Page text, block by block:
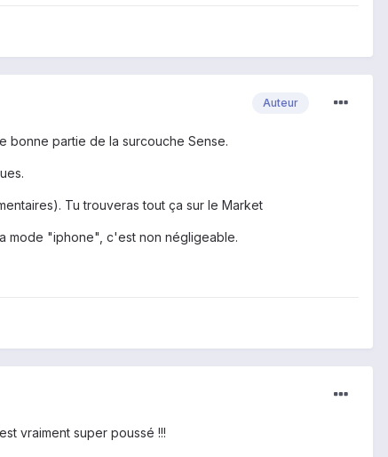
Auteur
bonne partie de la surcouche Sense.
Tu trouveras tout ça sur le Market
mode "iphone", c'est non négligeable.
vraiment super poussé !!!